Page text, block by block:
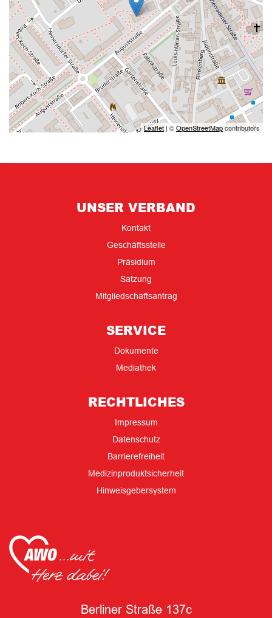
Leaflet | ©OpenStreetMapcontributors
UNSER VERBAND
Kontakt
Geschäftsstelle
Präsidium
Satzung
Mitgliedschaftsantrag
SERVICE
Dokumente
Mediathek
RECHTLICHES
Impressum
Datenschutz
Barrierefreiheit
Medizinproduktsicherheit
Hinweisgebersystem
Berliner Straße 137c